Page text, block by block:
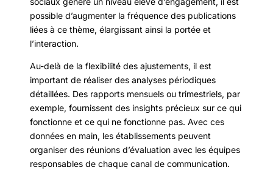
possible d’augmenter la fréquence des publications
liées à ce thème, élargissant ainsi la portée et
l’interaction.
Au-delà de la flexibilité des ajustements, il est
important de réaliser des analyses périodiques
détaillées. Des rapports mensuels ou trimestriels, par
exemple, fournissent des insights précieux sur ce qui
fonctionne et ce qui ne fonctionne pas. Avec ces
données en main, les établissements peuvent
organiser des réunions d’évaluation avec les équipes
responsables de chaque canal de communication.